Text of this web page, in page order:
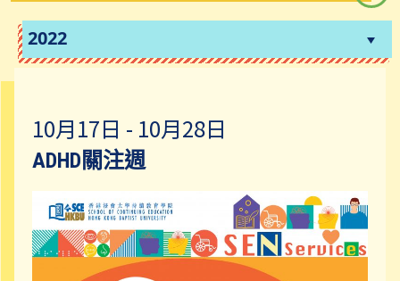
登記程序
共融校園活動
社區資源
聯絡我們
2022
10月17日 - 10月28日
ADHD關注週